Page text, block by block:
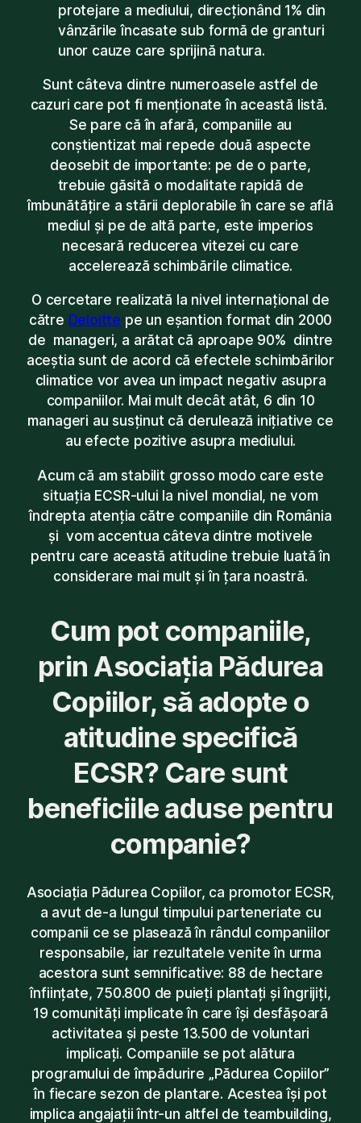
protejare a mediului, direcționând 1% din
vânzările încasate sub formă de granturi
unor cauze care sprijină natura.
Sunt câteva dintre numeroasele astfel de
cazuri care pot fi menționate în această listă.
Se pare că în afară, companiile au
conștientizat mai repede două aspecte
deosebit de importante: pe de o parte,
trebuie găsită o modalitate rapidă de
îmbunătățire a stării deplorabile în care se află
mediul și pe de altă parte, este imperios
necesară reducerea vitezei cu care
accelerează schimbările climatice.
O cercetare realizată la nivel internațional de
către Deloitte pe un eșantion format din 2000
de manageri, a arătat că aproape 90% dintre
aceștia sunt de acord că efectele schimbărilor
climatice vor avea un impact negativ asupra
companiilor. Mai mult decât atât, 6 din 10
manageri au susținut că derulează inițiative ce
au efecte pozitive asupra mediului.
Acum că am stabilit grosso modo care este
situația ECSR-ului la nivel mondial, ne vom
îndrepta atenția către companiile din România
și vom accentua câteva dintre motivele
pentru care această atitudine trebuie luată în
considerare mai mult și în țara noastră.
Cum pot companiile,
prin Asociația Pădurea
Copiilor, să adopte o
atitudine specifică
ECSR? Care sunt
beneficiile aduse pentru
companie?
Asociația Pădurea Copiilor, ca promotor ECSR,
a avut de-a lungul timpului parteneriate cu
companii ce se plasează în rândul companiilor
responsabile, iar rezultatele venite în urma
acestora sunt semnificative: 88 de hectare
înființate, 750.800 de puieți plantați și îngrijiți,
19 comunități implicate în care își desfășoară
activitatea și peste 13.500 de voluntari
implicați. Companiile se pot alătura
programului de împădurire „Pădurea Copiilor”
în fiecare sezon de plantare. Acestea își pot
implica angajații într-un altfel de teambuilding,